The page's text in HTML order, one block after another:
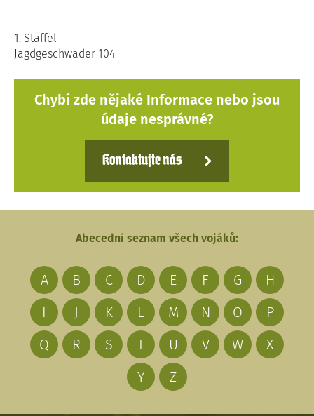
1. Staffel
Jagdgeschwader 104
Chybí zde nějaké Informace nebo jsou
údaje nesprávné?
Kontaktujte nás
Abecední seznam všech vojáků:
A B C D E F G
H
I
J K L M N O
P
Q
R S T U V W
X
Y
Z